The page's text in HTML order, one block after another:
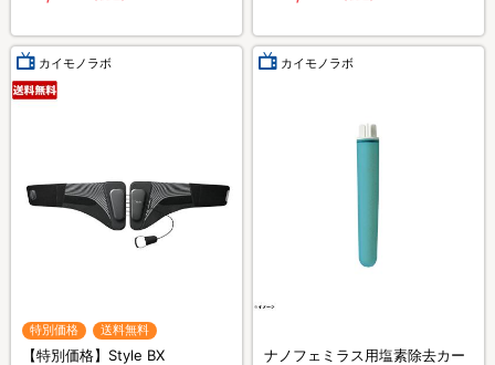
カイモノラボ
特別価格 送料無料
【特別価格】Style BX
カイモノラボ
ナノフェミラス用塩素除去カー